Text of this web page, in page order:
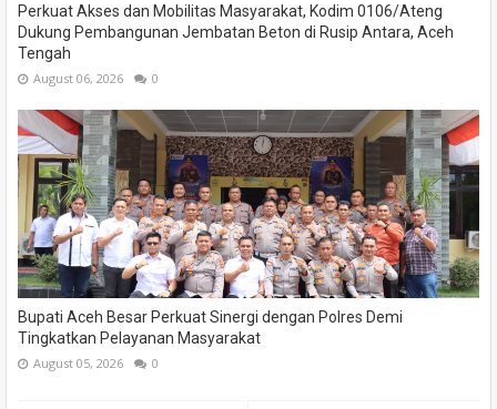
Perkuat Akses dan Mobilitas Masyarakat, Kodim 0106/Ateng
Dukung Pembangunan Jembatan Beton di Rusip Antara, Aceh
Tengah
August 06, 2026 0
Bupati Aceh Besar Perkuat Sinergi dengan Polres Demi
Tingkatkan Pelayanan Masyarakat
August 05, 2026 0